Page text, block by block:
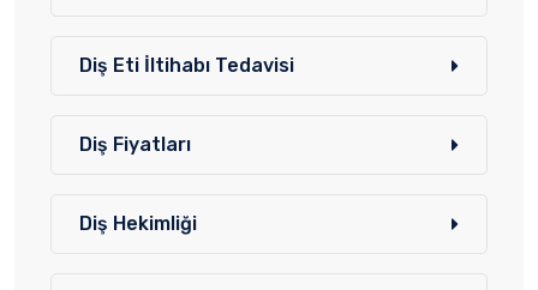
Diş Eti İltihabı Tedavisi
Diş Fiyatları
Diş Hekimliği